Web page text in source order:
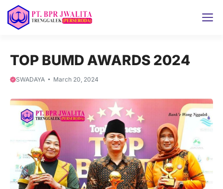
Skip
content
TOP BUMD AWARDS 2024
SWADAYA March 20, 2024